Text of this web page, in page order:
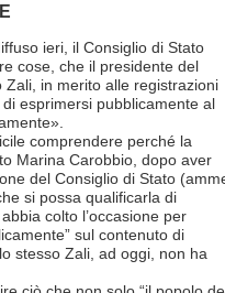
ieri, il Consiglio di Stato
cose, che il presidente del
Zali, in merito alle registrazioni
esprimersi pubblicamente al
comprendere perché la
Marina Carobbio, dopo aver
del Consiglio di Stato
si possa qualificarla di
colto l’occasione per
sul contenuto di
stesso Zali, ad oggi, non ha